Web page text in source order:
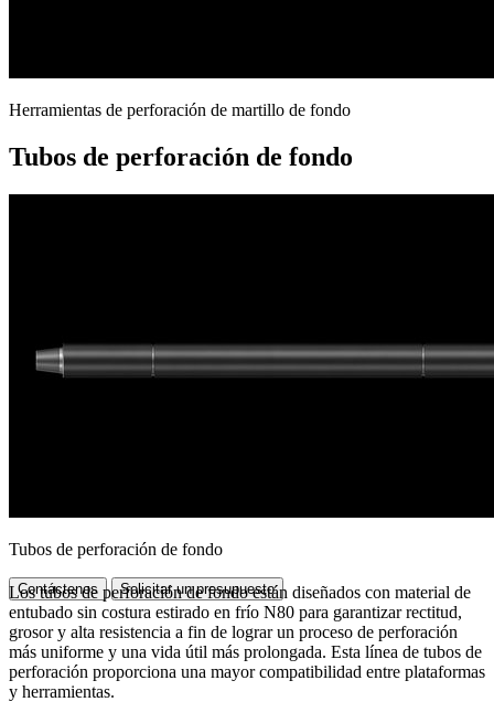
Herramientas de perforación de martillo de fondo
Tubos de perforación de fondo
Tubos de perforación de fondo
Contáctenos Solicitar un presupuesto
Los tubos de perforación de fondo están diseñados con material de
entubado sin costura estirado en frío N80 para garantizar rectitud,
grosor y alta resistencia a fin de lograr un proceso de perforación
más uniforme y una vida útil más prolongada. Esta línea de tubos de
perforación proporciona una mayor compatibilidad entre plataformas
y herramientas.